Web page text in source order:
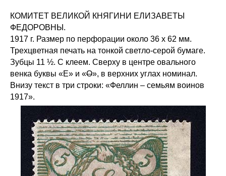
КОМИТЕТ ВЕЛИКОЙ КНЯГИНИ ЕЛИЗАВЕТЫ
ФЕДОРОВНЫ.
1917 г. Размер по перфорации около 36 х 62 мм.
Трехцветная печать на тонкой светло-серой бумаге.
Зубцы 11 ½. С клеем. Сверху в центре овального
венка буквы «Е» и «О», в верхних углах номинал.
Внизу текст в три строки: «Феллин – семьям воинов
1917».